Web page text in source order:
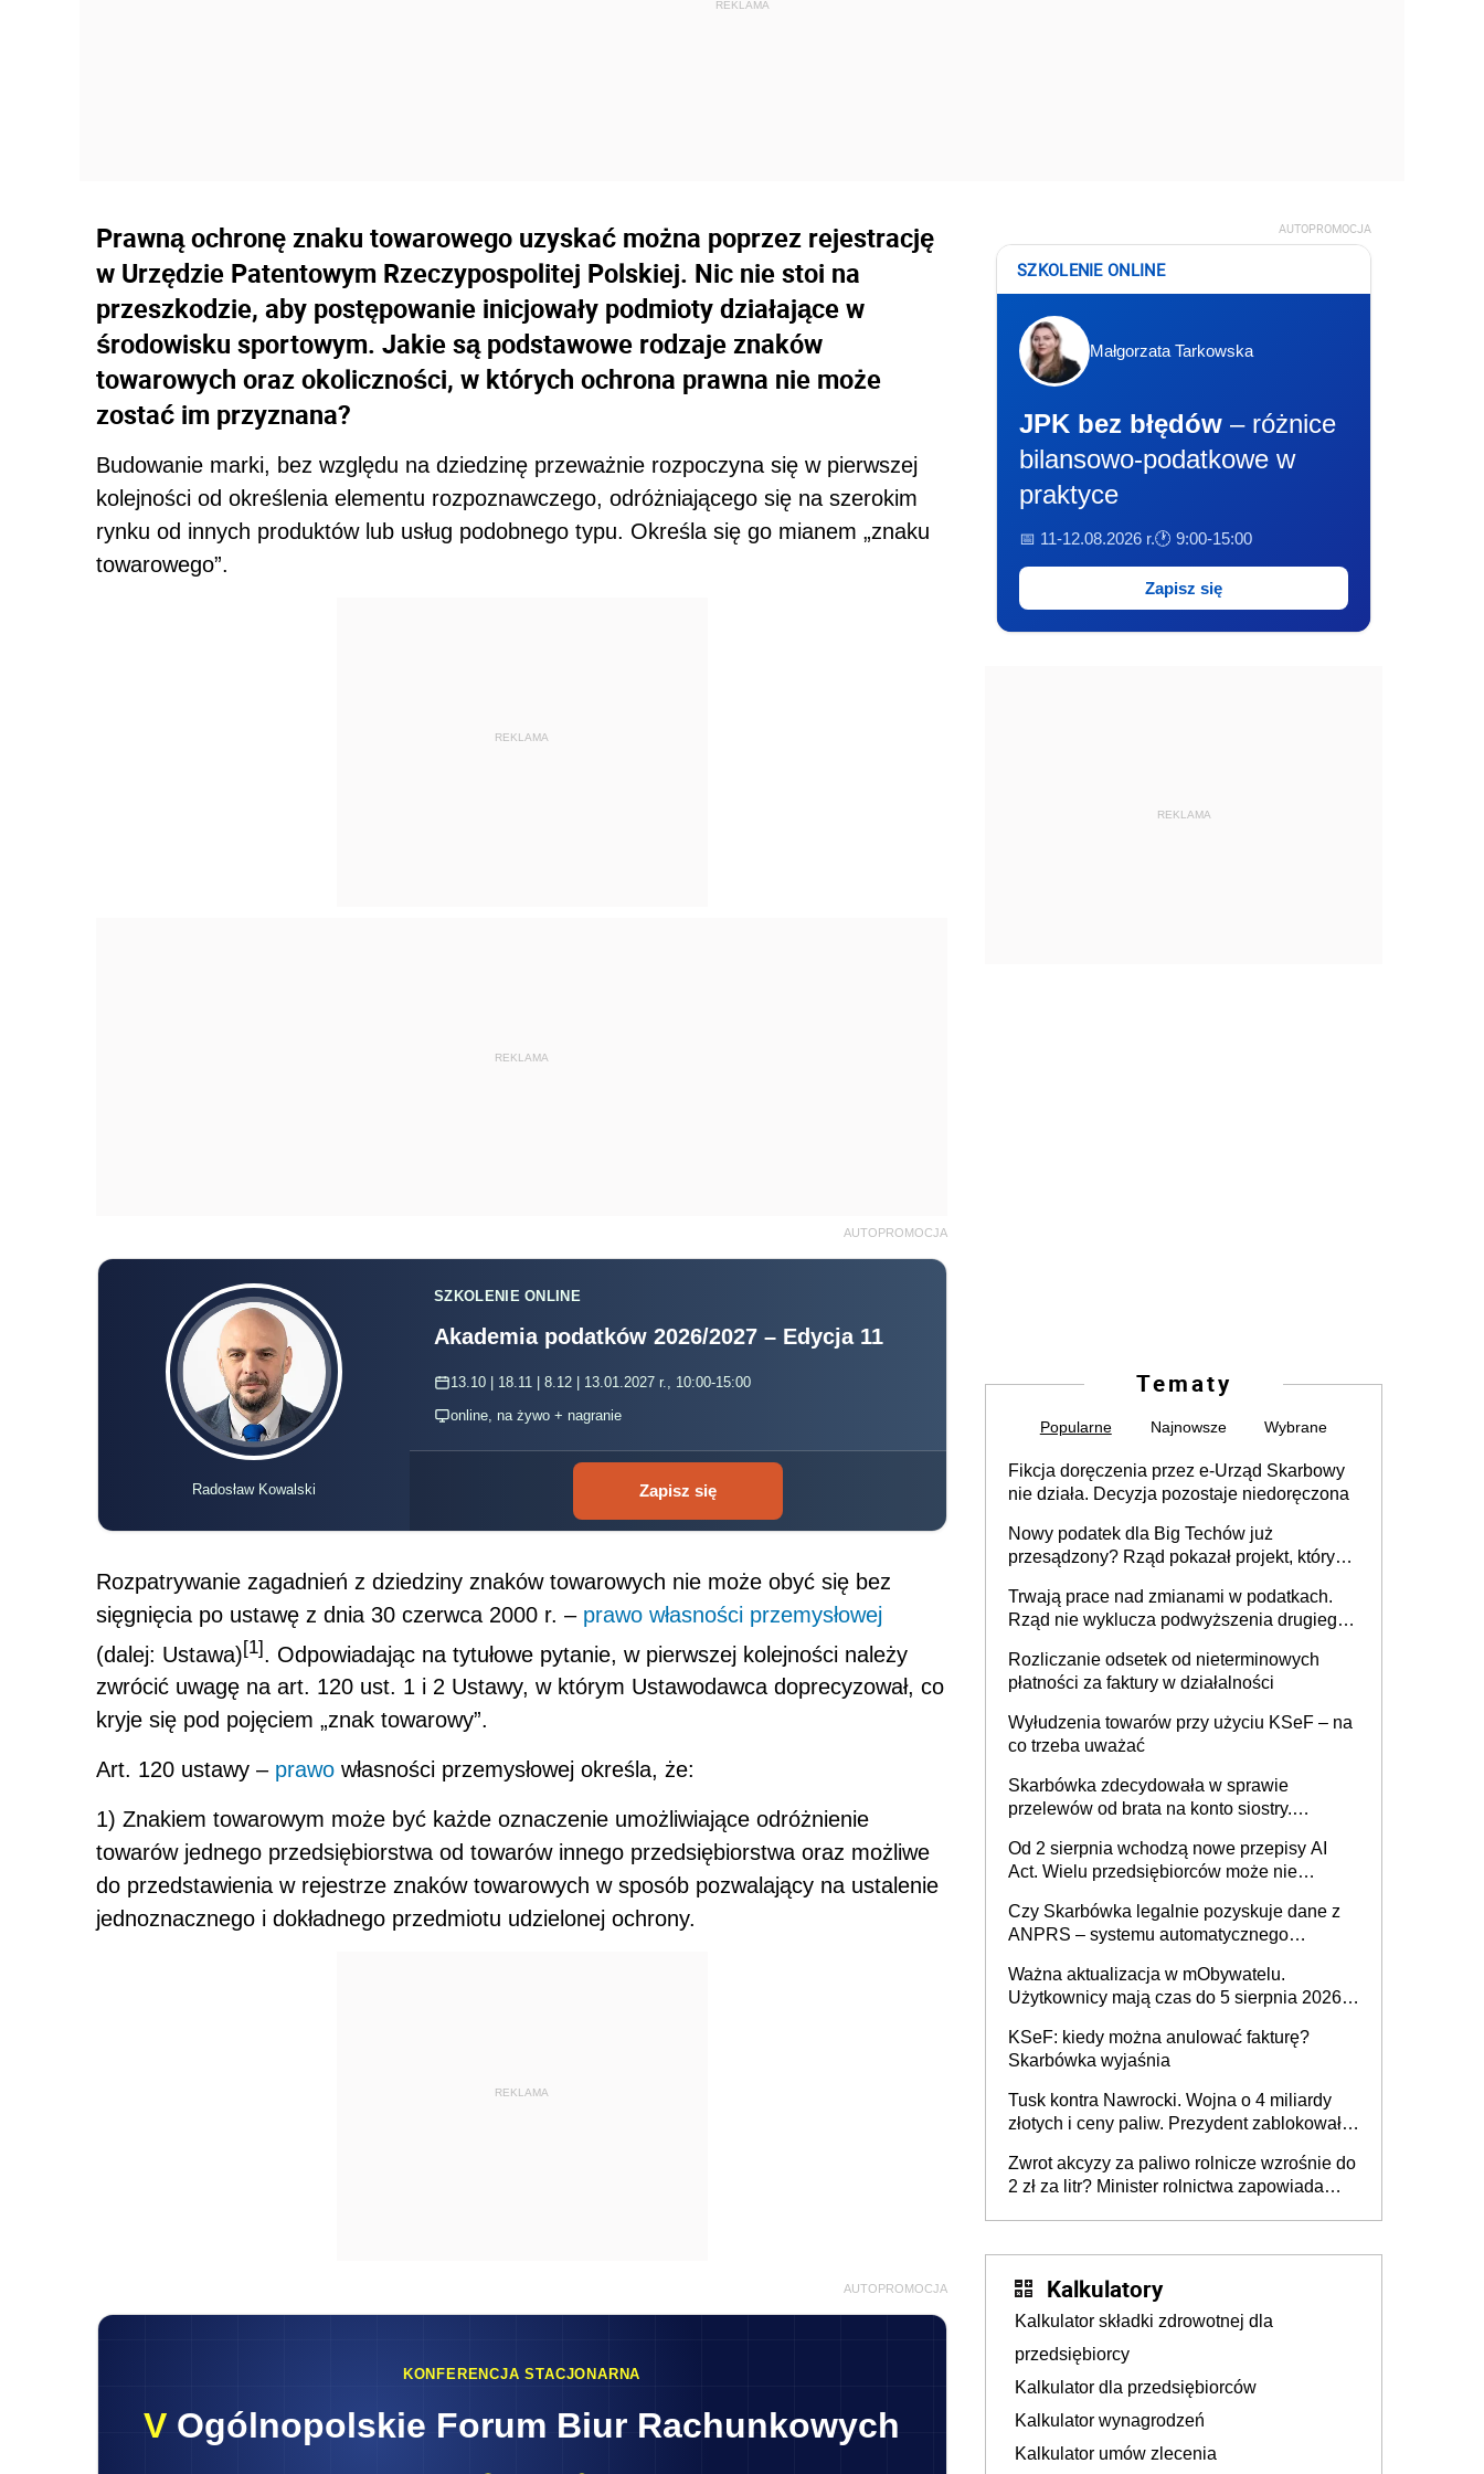
Prawną ochronę znaku towarowego uzyskać można poprzez rejestrację
w Urzędzie Patentowym Rzeczypospolitej Polskiej. Nic nie stoi na
przeszkodzie, aby postępowanie inicjowały podmioty działające w
środowisku sportowym. Jakie są podstawowe rodzaje znaków
towarowych oraz okoliczności, w których ochrona prawna nie może
zostać im przyznana?
Budowanie marki, bez względu na dziedzinę przeważnie rozpoczyna się w pierwszej
kolejności od określenia elementu rozpoznawczego, odróżniającego się na szerokim
rynku od innych produktów lub usług podobnego typu. Określa się go mianem „znaku
towarowego”.
REKLAMA
REKLAMA
AUTOPROMOCJA
Radosław Kowalski
SZKOLENIE ONLINE
Akademia podatków 2026/2027 – Edycja 11
13.10 | 18.11 | 8.12 | 13.01.2027 r., 10:00-15:00
online, na żywo + nagranie
Zapisz się
Rozpatrywanie zagadnień z dziedziny znaków towarowych nie może obyć się bez
sięgnięcia po ustawę z dnia 30 czerwca 2000 r. – prawo własności przemysłowej
(dalej: Ustawa)[1]. Odpowiadając na tytułowe pytanie, w pierwszej kolejności należy
zwrócić uwagę na art. 120 ust. 1 i 2 Ustawy, w którym Ustawodawca doprecyzował, co
kryje się pod pojęciem „znak towarowy”.
Art. 120 ustawy – prawo własności przemysłowej określa, że:
1) Znakiem towarowym może być każde oznaczenie umożliwiające odróżnienie
towarów jednego przedsiębiorstwa od towarów innego przedsiębiorstwa oraz możliwe
do przedstawienia w rejestrze znaków towarowych w sposób pozwalający na ustalenie
jednoznacznego i dokładnego przedmiotu udzielonej ochrony.
REKLAMA
AUTOPROMOCJA
KONFERENCJA STACJONARNA
V Ogólnopolskie Forum Biur Rachunkowych
AUTOPROMOCJA
SZKOLENIE ONLINE
Małgorzata Tarkowska
JPK bez błędów – różnice
bilansowo-podatkowe w
praktyce
📅 11-12.08.2026 r.🕐 9:00-15:00
Zapisz się
REKLAMA
Tematy
Popularne Najnowsze Wybrane
Fikcja doręczenia przez e-Urząd Skarbowy
nie działa. Decyzja pozostaje niedoręczona
Nowy podatek dla Big Techów już
przesądzony? Rząd pokazał projekt, który
Trwają prace nad zmianami w podatkach.
Rząd nie wyklucza podwyższenia drugiego
Rozliczanie odsetek od nieterminowych
płatności za faktury w działalności
Wyłudzenia towarów przy użyciu KSeF – na
co trzeba uważać
Skarbówka zdecydowała w sprawie
przelewów od brata na konto siostry.
darowizna, ale podatku jednak nie będzie
Od 2 sierpnia wchodzą nowe przepisy AI
Act. Wielu przedsiębiorców może nie
Czy Skarbówka legalnie pozyskuje dane z
ANPRS – systemu automatycznego
pojazdów z kamer drogowych?
Ważna aktualizacja w mObywatelu.
Użytkownicy mają czas do 5 sierpnia 2026
KSeF: kiedy można anulować fakturę?
Skarbówka wyjaśnia
Tusk kontra Nawrocki. Wojna o 4 miliardy
złotych i ceny paliw. Prezydent zablokował
wymierzonym we wszystkich polskich
kierowców”
Zwrot akcyzy za paliwo rolnicze wzrośnie do
2 zł za litr? Minister rolnictwa zapowiada
Kalkulatory
Kalkulator składki zdrowotnej dla
przedsiębiorcy
Kalkulator dla przedsiębiorców
Kalkulator wynagrodzeń
Kalkulator umów zlecenia